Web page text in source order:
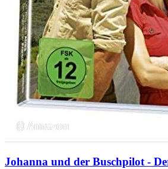
Johanna und der Buschpilot -